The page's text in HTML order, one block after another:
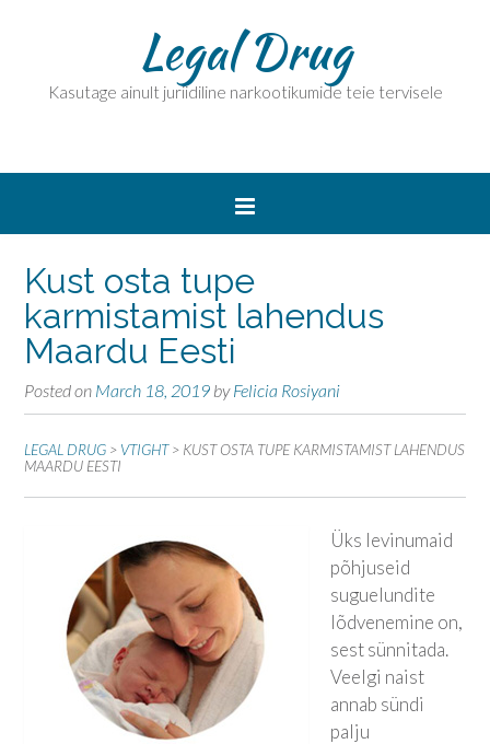
Legal Drug
Kasutage ainult juriidiline narkootikumide teie tervisele
Kust osta tupe
karmistamist lahendus
Maardu Eesti
Posted on March 18, 2019 byFelicia Rosiyani
LEGAL DRUG > VTIGHT > KUST OSTA TUPE KARMISTAMIST LAHENDUS
MAARDU EESTI
Üks levinumaid
põhjuseid
suguelundite
lõdvenemine on,
sest sünnitada.
Veelgi naist
annab sündi
palju